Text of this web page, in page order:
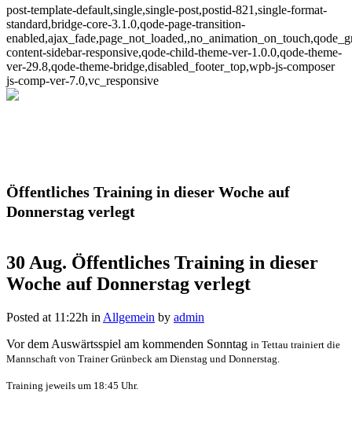
post-template-default,single,single-post,postid-821,single-format-
standard,bridge-core-3.1.0,qode-page-transition-
content-sidebar-responsive,qode-child-theme-ver-1.0.0,qode-theme-
ver-29.8,qode-theme-bridge,disabled_footer_top,wpb-js-composer
js-comp-ver-7.0,vc_responsive
Öffentliches Training in dieser Woche auf
Donnerstag verlegt
30 Aug. Öffentliches Training in dieser
Woche auf Donnerstag verlegt
Posted at 11:22h in Allgemein by admin
Vor dem Auswärtsspiel am kommenden Sonntag in Tettau trainiert die
Mannschaft von Trainer Grünbeck am Dienstag und Donnerstag.
Training jeweils um 18:45 Uhr.